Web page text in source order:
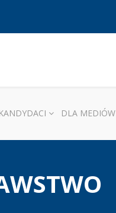
KANDYDACI DLA MEDIÓW